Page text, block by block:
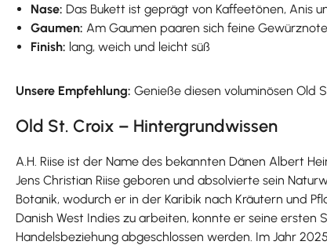
Nase: Das Bukett ist geprägt von Kaffeetönen, Anis
Gaumen: Am Gaumen paaren sich feine
Finish: lang, weich und leicht süß
Unsere Empfehlung: Genieße diesen voluminösen Old
Old St. Croix – Hintergrundwissen
A.H. Riise ist der Name des bekannten Dänen Albert
Jens Christian Riise geboren und absolvierte sein
Botanik, wodurch er in der Karibik nach Kräutern und
Danish West Indies zu arbeiten, konnte er seine ersten
Handelsbeziehung abgeschlossen werden. Im Jahr